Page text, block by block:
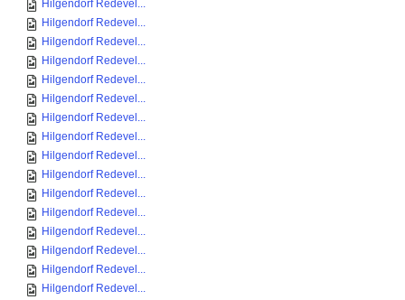
Hilgendorf Redevel...
Hilgendorf Redevel...
Hilgendorf Redevel...
Hilgendorf Redevel...
Hilgendorf Redevel...
Hilgendorf Redevel...
Hilgendorf Redevel...
Hilgendorf Redevel...
Hilgendorf Redevel...
Hilgendorf Redevel...
Hilgendorf Redevel...
Hilgendorf Redevel...
Hilgendorf Redevel...
Hilgendorf Redevel...
Hilgendorf Redevel...
Hilgendorf Redevel...